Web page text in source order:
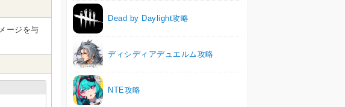
ージを与
Dead by Daylight攻略
ディシディアデュエルム攻略
NTE攻略